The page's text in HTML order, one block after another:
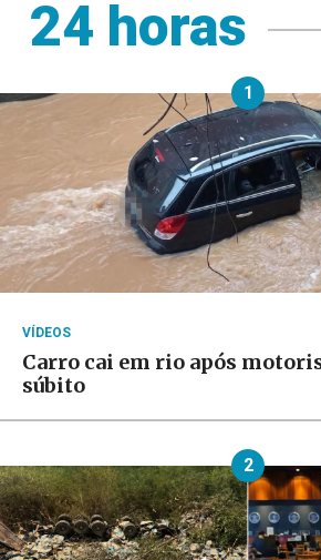
24 horas
1
VÍDEOS
Carro cai em rio após
súbito
2